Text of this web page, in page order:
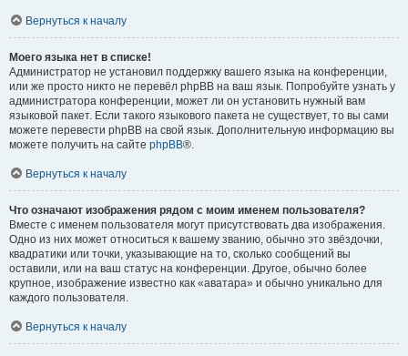
Вернуться к началу
Моего языка нет в списке!
Администратор не установил поддержку вашего языка на конференции,
или же просто никто не перевёл phpBB на ваш язык. Попробуйте узнать у
администратора конференции, может ли он установить нужный вам
языковой пакет. Если такого языкового пакета не существует, то вы сами
можете перевести phpBB на свой язык. Дополнительную информацию вы
можете получить на сайте phpBB®.
Вернуться к началу
Что означают изображения рядом с моим именем пользователя?
Вместе с именем пользователя могут присутствовать два изображения.
Одно из них может относиться к вашему званию, обычно это звёздочки,
квадратики или точки, указывающие на то, сколько сообщений вы
оставили, или на ваш статус на конференции. Другое, обычно более
крупное, изображение известно как «аватара» и обычно уникально для
каждого пользователя.
Вернуться к началу